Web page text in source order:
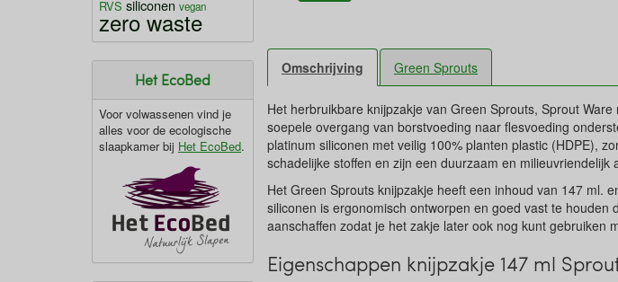
RVS siliconen vegan
zero waste
Het EcoBed
Voor volwassenen vind je
alles voor de ecologische
slaapkamer bij Het EcoBed.
Omschrijving Green Sprouts
Het herbruikbare knijpzakje van Green Sprouts, Sprout
soepele overgang van borstvoeding naar flesvoeding
platinum siliconen met veilig 100% planten plastic (HDPE),
schadelijke stoffen en zijn een duurzaam en milieuvriendelijk
Het Green Sprouts knijpzakje heeft een inhoud van 147 ml.
siliconen is ergonomisch ontworpen en goed vast te
aanschaffen zodat je het zakje later ook nog kunt gebruiken
Eigenschappen knijpzakje 147 ml